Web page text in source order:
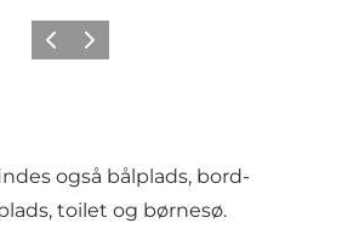
ForrigeNeste
også bålplads, bord-
toilet og børnesø.